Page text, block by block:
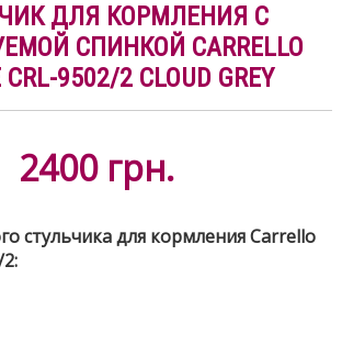
ДЛЯ КОРМЛЕНИЯ С
СПИНКОЙ CARRELLO
CRL-9502/2 CLOUD GREY
2400 грн.
стульчика для кормления Carrello